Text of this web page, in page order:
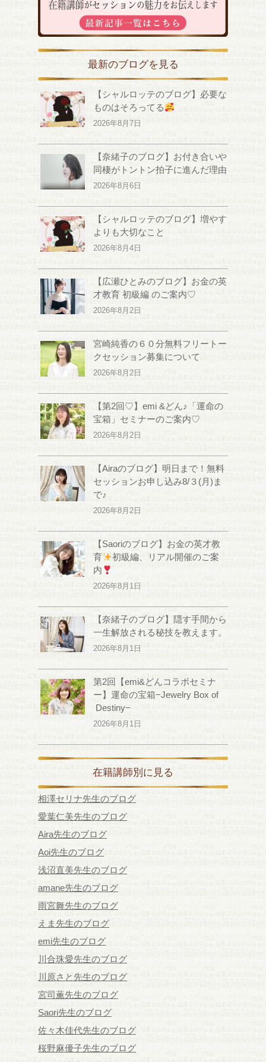
最新のブログを見る
【シャルロッテのブログ】必要な
ものはそろってる
2026年8月7日
【奈緒子のブログ】お付き合いや
同棲がトントン拍子に進んだ理由
2026年8月6日
【シャルロッテのブログ】増やす
よりも大切なこと
2026年8月4日
【広瀬ひとみのブログ】お金の英
才教育 初級編 のご案内♡
2026年8月2日
宮崎純香の６０分無料フリートー
クセッション募集について
2026年8月2日
【第2回♡】emi &どん♪「運命の
宝箱」セミナーのご案内♡
2026年8月2日
【Airaのブログ】明日まで！無料
セッションお申し込み8/３(月)ま
で♪
2026年8月2日
【Saoriのブログ】お金の英才教
育
初級編、リアル開催のご案
内
2026年8月1日
【奈緒子のブログ】隠す手間から
一生解放される秘技を教えます。
2026年8月1日
第2回【emi&どんコラボセミナ
ー】運命の宝箱−Jewelry Box of
Destiny−
2026年8月1日
在籍講師別に見る
相澤セリナ先生のブログ
愛葉仁美先生のブログ
Aira先生のブログ
Aoi先生のブログ
浅沼直美先生のブログ
amane先生のブログ
雨宮舞先生のブログ
えま先生のブログ
emi先生のブログ
川合珠愛先生のブログ
川原さと先生のブログ
宮司薫先生のブログ
Saori先生のブログ
佐々木佳代先生のブログ
桜野麻優子先生のブログ